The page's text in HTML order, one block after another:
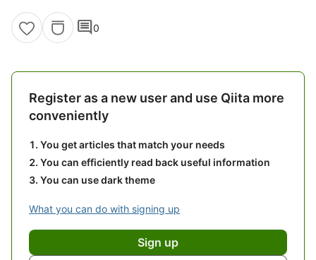
comment0
Register as a new user and use Qiita more
conveniently
You get articles that match your needs
You can efficiently read back useful information
You can use dark theme
What you can do with signing up
Sign up